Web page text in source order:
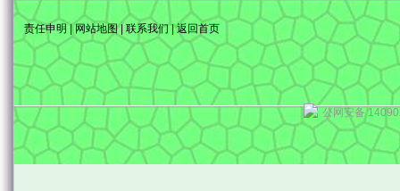
责任申明| 网站地图 联系我们|返回首页
公网安备